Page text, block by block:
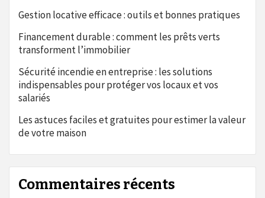
Gestion locative efficace : outils et bonnes pratiques
Financement durable : comment les prêts verts
transforment l’immobilier
Sécurité incendie en entreprise : les solutions
indispensables pour protéger vos locaux et vos
salariés
Les astuces faciles et gratuites pour estimer la valeur
de votre maison
Commentaires récents